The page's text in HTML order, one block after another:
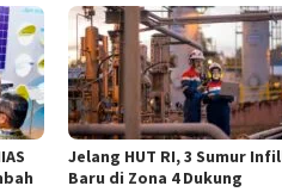
Jelang HUT RI, 3 Sumur
Baru di Zona 4 Dukung